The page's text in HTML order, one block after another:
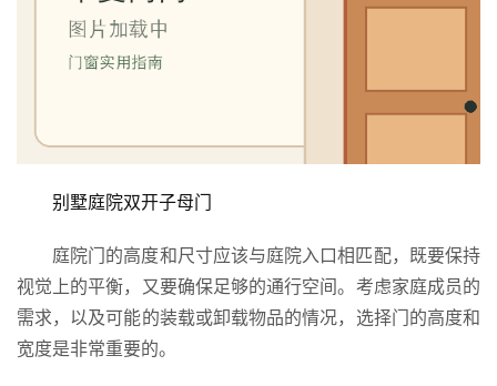
别墅庭院双开子母门
庭院门的高度和尺寸应该与庭院入口相匹配，既要保持
视觉上的平衡，又要确保足够的通行空间。考虑家庭成员的
需求，以及可能的装载或卸载物品的情况，选择门的高度和
宽度是非常重要的。